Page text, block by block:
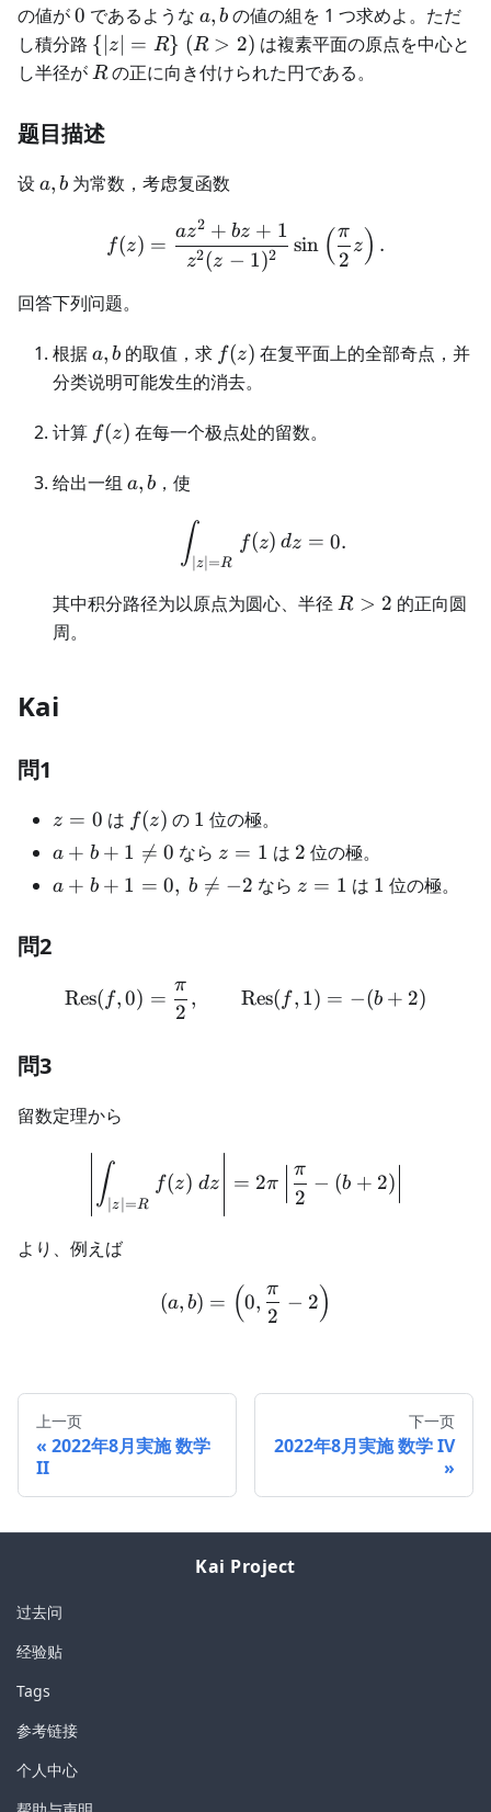
の値が0
0 であるような a,b
a, b の値の組を 1 つ求めよ。ただ
し積分路 \
{|z|=R\}\
{ z = R} (R > 2) は複素平面の原点を中心と
し半径が R
Rの正に向き付けられた円である。
题目描述
设a,b
a, b 为常数，考虑复函数
f(z)=
f(z) =
z2(z − 1)2
az2 + bz + 1
sin ( 2
π
z) .
回答下列问题。
根据a,b
a, b 的取值，求 f(z)
f(z) 在复平面上的全部奇点，并
分类说明可能发生的消去。
计算 f(z)
f(z) 在每一个极点处的留数。
给出一组 a,b
a, b ，使
\int_{|z|=R}f(z)\,dz=0.
∫ z =R
f(z) dz = 0.
其中积分路径为以原点为圆心、半径 R>2
R > 2 的正向圆
周。
Kai
問1
z=0
z = 0 は f(z)
f(z) の 1
1 位の極。
a+b+1\ne
a + b + 1 
= 0 なら z=1
z = 1 は 2
2 位の極。
a+b+1=0,\
a + b + 1 = 0, b 
= −2 なら z=1
z = 1 は 1
1 位の極。
問2
Res( f,0) =
2
π
, Res( f, 1) = −(b + 2)
問3
留数定理から
\left|\int_{|z|=R} f(z)\
∫ z =R
f(z) dz = 2π
2
π
− (b + 2)
より、例えば
(a, b) = (0,
2
π
− 2)
上一页
2022年8月実施 数学
II
下一页
2022年8月実施 数学 IV
Kai Project
过去问
经验贴
Tags
参考链接
个人中心